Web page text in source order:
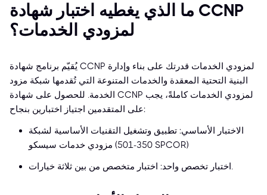
ما الذي يغطيه اختبار شهادة CCNP
لمزودي الخدمات؟
يُقيّم برنامج شهادة CCNP لمزودي الخدمات قدرتك على بناء وإدارة
البنية التحتية المعقدة والخدمات المتنوعة التي تُقدمها شبكة مزود
الخدمة. للحصول على شهادة CCNP لمزودي الخدمات كاملةً، يجب
على المتقدمين اجتياز اختبارين بنجاح:
الاختبار الأساسي: تطبيق وتشغيل التقنيات الأساسية لشبكة
مزودي خدمات سيسكو (350-501 SPCOR)
اختبار تخصص واحد: اختبار متخصص من بين ثلاثة خيارات.